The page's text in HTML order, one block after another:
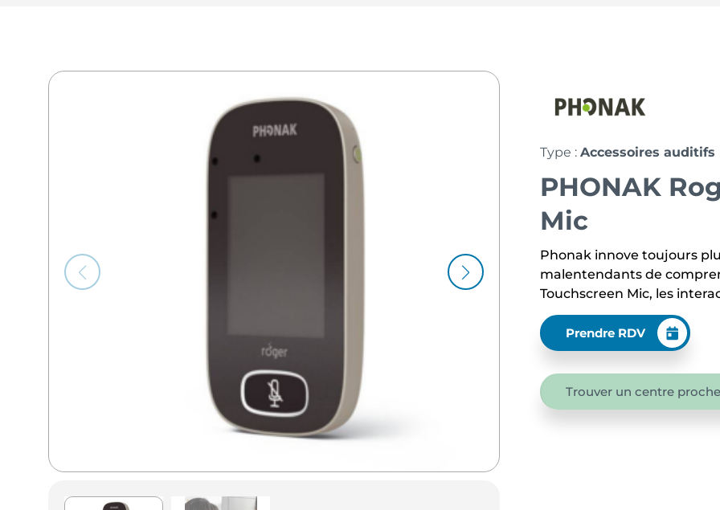
Type : Accessoires auditifs
PHONAK
Mic
Phonak innove toujours
malentendants de
Touchscreen Mic, les
Prendre RDV
Trouver un centre